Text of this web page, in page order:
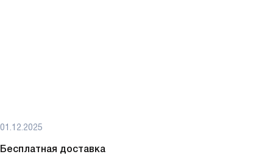
01.12.2025
Бесплатная доставка